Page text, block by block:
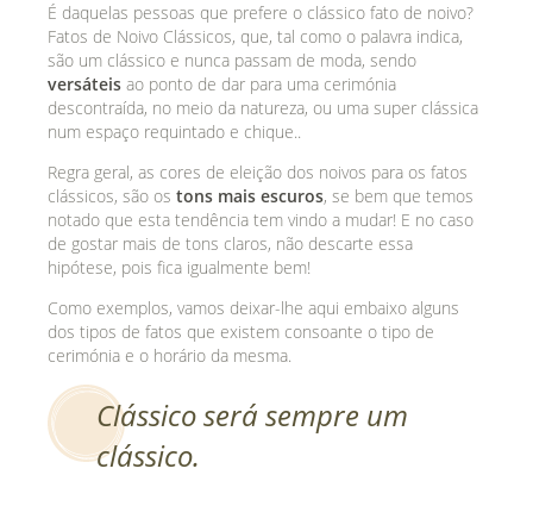
É daquelas pessoas que prefere o clássico fato de noivo?
Fatos de Noivo Clássicos, que, tal como o palavra indica,
são um clássico e nunca passam de moda, sendo
versáteis ao ponto de dar para uma cerimónia
descontraída, no meio da natureza, ou uma super clássica
num espaço requintado e chique..
Regra geral, as cores de eleição dos noivos para os fatos
clássicos, são os tons mais escuros, se bem que temos
notado que esta tendência tem vindo a mudar! E no caso
de gostar mais de tons claros, não descarte essa
hipótese, pois fica igualmente bem!
Como exemplos, vamos deixar-lhe aqui embaixo alguns
dos tipos de fatos que existem consoante o tipo de
cerimónia e o horário da mesma.
Clássico será sempre um
clássico.